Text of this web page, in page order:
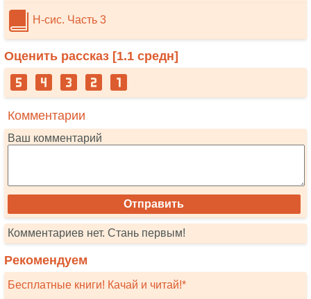
Н-сис. Часть 3
Оценить рассказ [1.1 средн]
Комментарии
Ваш комментарий
Комментариев нет. Стань первым!
Рекомендуем
Бесплатные книги! Качай и читай!*